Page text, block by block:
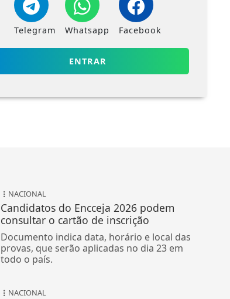
Telegram Whatsapp Facebook
ENTRAR
NACIONAL
Candidatos do Encceja 2026 podem
consultar o cartão de inscrição
Documento indica data, horário e local das
provas, que serão aplicadas no dia 23 em
todo o país.
NACIONAL